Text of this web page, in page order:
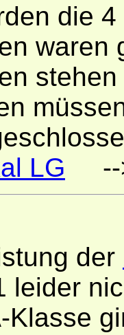
die
waren
LG --
der
leider
Klasse